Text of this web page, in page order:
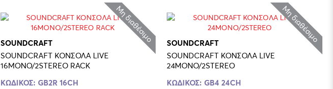
Μη διαθέσιμο
SOUNDCRAFT
SOUNDCRAFT ΚΟΝΣΟΛΑ LIVE
16MONO/2STEREO RACK
ΚΩΔΙΚΟΣ: GB2R 16CH
Μη διαθέσιμο
SOUNDCRAFT
SOUNDCRAFT ΚΟΝΣΟΛΑ LIVE
24MONO/2STEREO
ΚΩΔΙΚΟΣ: GB4 24CH